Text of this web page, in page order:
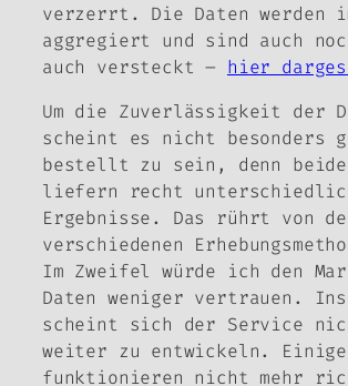
verzerrt. Die Daten werden
aggregiert und sind auch
auch versteckt – hier
Um die Zuverlässigkeit der
scheint es nicht besonders
bestellt zu sein, denn
liefern recht
Ergebnisse. Das rührt von
verschiedenen
Im Zweifel würde ich den
Daten weniger vertrauen.
scheint sich der Service
weiter zu entwickeln. Einige
funktionieren nicht mehr